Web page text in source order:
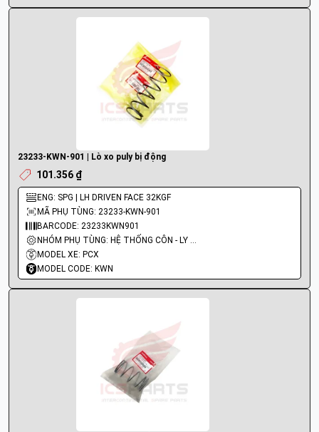
23233-KWN-901 | Lò xo puly bị động
101.356 ₫
ENG: SPG | LH DRIVEN FACE 32KGF
MÃ PHỤ TÙNG: 23233-KWN-901
BARCODE: 23233KWN901
NHÓM PHỤ TÙNG: HỆ THỐNG CÔN - LY HỢP - TRỤC SỐ - BÁNH RĂNG
MODEL XE: PCX
MODEL CODE: KWN